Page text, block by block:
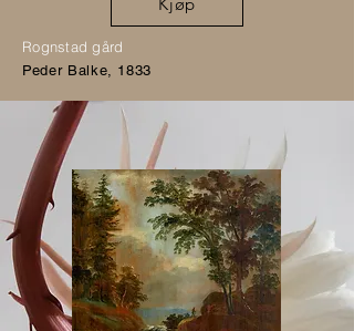
Rognstad gård
Peder Balke, 1833